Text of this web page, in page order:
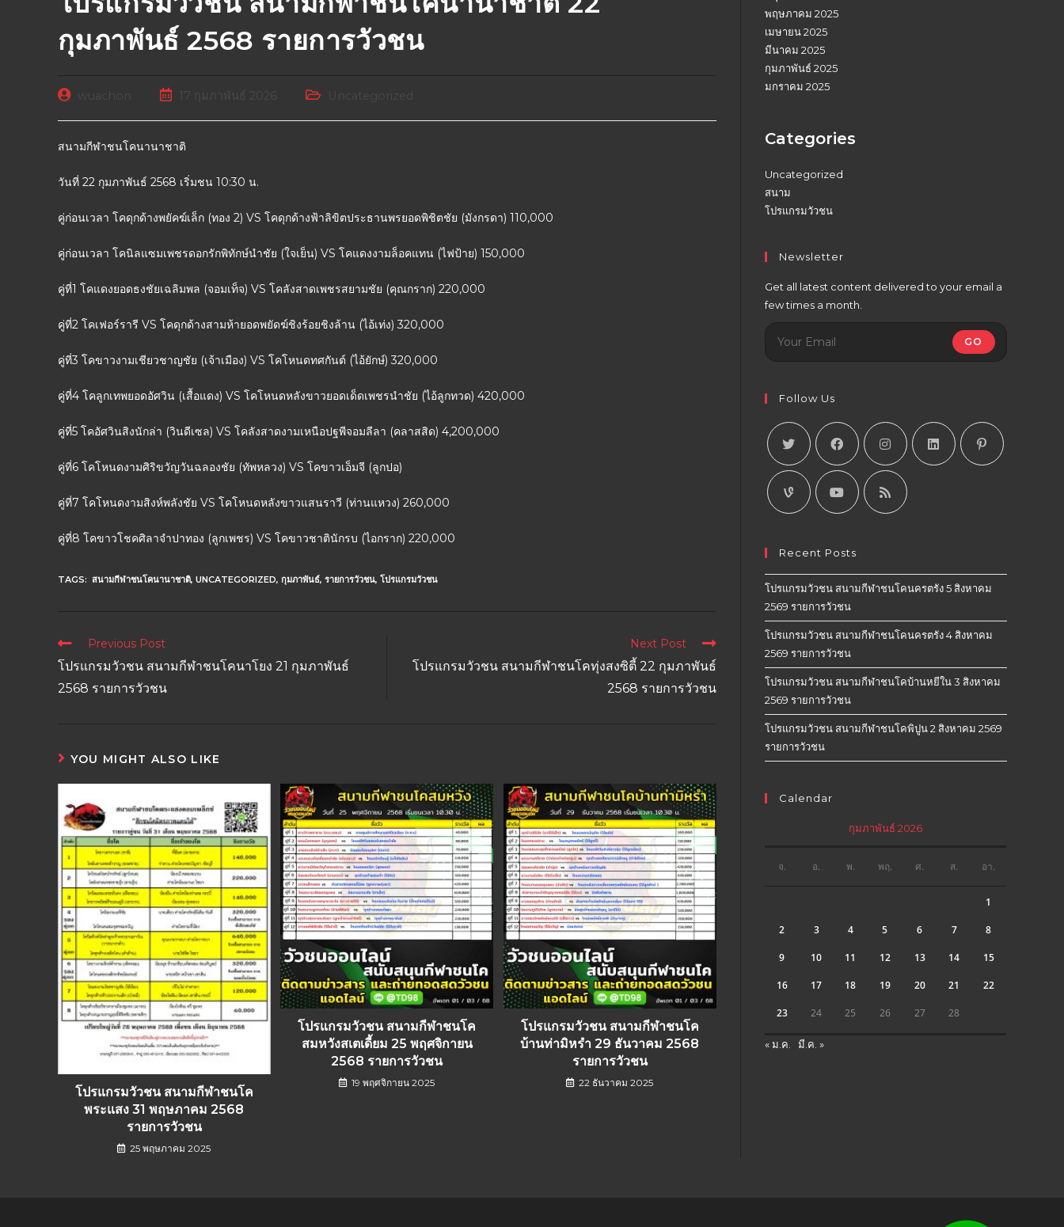
กุมภาพันธ์ 2568 รายการวัวชน
Uncategorized
สนามกีฬาชนโคนานาชาติ
วันที่ 22 กุมภาพันธ์ 2568 เริ่มชน 10:30 น.
คู่ก่อนเวลา โคดุกด้างพยัคฆ์เล็ก (ทอง 2) VS โคดุกด้างฟ้าลิขิตประธานพรยอดพิชิตชัย (มังกรดา) 110,000
คู่ก่อนเวลา โคนิลแซมเพชรดอกรักพิทักษ์นำชัย (ใจเย็น) VS โคแดงงามล็อคแทน (ไฟป้าย) 150,000
คู่ที่1 โคแดงยอดธงชัยเฉลิมพล (จอมเท็จ) VS โคลังสาดเพชรสยามชัย (คุณกราก) 220,000
คู่ที่2 โคเฟอร์รารี VS โคดุกด้างสามห้ายอดพยัดฆ์ชิงร้อยชิงล้าน (ไอ้เท่ง) 320,000
คู่ที่3 โคขาวงามเชียวชาญชัย (เจ้าเมือง) VS โคโหนดทศกันต์ (ไอ้ยักษ์) 320,000
คู่ที่4 โคลูกเทพยอดอัศวิน (เสื้อแดง) VS โคโหนดหลังขาวยอดเด็ดเพชรนำชัย (ไอ้ลูกทวด) 420,000
คู่ที่5 โคอัศวินสิงนักล่า (วินดีเซล) VS โคลังสาดงามเหนือปฐพีจอมลีลา (คลาสสิด) 4,200,000
คู่ที่6 โคโหนดงามศิริขวัญวันฉลองชัย (ทัพหลวง) VS โคขาวเอ็มจี (ลูกปอ)
คู่ที่7 โคโหนดงามสิงห์พลังชัย VS โคโหนดหลังขาวแสนราวี (ท่านแหวง) 260,000
คู่ที่8 โคขาวโชคศิลาจำปาทอง (ลูกเพชร) VS โคขาวชาตินักรบ (ไอกราก) 220,000
TAGS: สนามกีฬาชนโคนานาชาติ, UNCATEGORIZED, กุมภาพันธ์, รายการวัวชน, โปรแกรมวัวชน
Previous Post
โปรแกรมวัวชน สนามกีฬาชนโคนาโยง 21 กุมภาพันธ์
2568 รายการวัวชน
Next Post
โปรแกรมวัวชน สนามกีฬาชนโคทุ่งสงซิตี้ 22 กุมภาพันธ์
2568 รายการวัวชน
YOU MIGHT ALSO LIKE
โปรแกรมวัวชน สนามกีฬาชนโค
พระแสง 31 พฤษภาคม 2568
รายการวัวชน
25 พฤษภาคม 2025
โปรแกรมวัวชน สนามกีฬาชนโค
สมหวังสเตเดี้ยม 25 พฤศจิกายน
2568 รายการวัวชน
19 พฤศจิกายน 2025
โปรแกรมวัวชน สนามกีฬาชนโค
บ้านท่ามิหรำ 29 ธันวาคม 2568
รายการวัวชน
22 ธันวาคม 2025
พฤษภาคม 2025
เมษายน 2025
มีนาคม 2025
กุมภาพันธ์ 2025
มกราคม 2025
Categories
Uncategorized
สนาม
โปรแกรมวัวชน
Newsletter
Get all latest content delivered to your email a
few times a month.
GO
Follow Us
Recent Posts
โปรแกรมวัวชน สนามกีฬาชนโคนครตรัง 5 สิงหาคม
2569 รายการวัวชน
โปรแกรมวัวชน สนามกีฬาชนโคนครตรัง 4 สิงหาคม
2569 รายการวัวชน
โปรแกรมวัวชน สนามกีฬาชนโคบ้านหยีใน 3 สิงหาคม
2569 รายการวัวชน
โปรแกรมวัวชน สนามกีฬาชนโคพิปูน 2 สิงหาคม 2569
รายการวัวชน
Calendar
กุมภาพันธ์ 2026
จ. อ. พ. พฤ. ศ. ส. อา.
1
2 3 4 5 6 7 8
9 10 11 12 13 14 15
16 17 18 19 20 21 22
23 24 25 26 27 28
« ม.ค. มี.ค. »